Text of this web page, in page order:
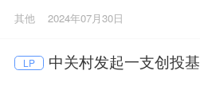
其他 2024年07月30日
LP 中关村发起一支创投